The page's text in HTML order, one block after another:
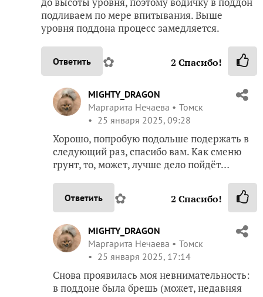
подливаем по мере впитывания. Выше
уровня поддона процесс замедляется.
Ответить ✿ 2 Спасибо!
MIGHTY_DRAGON
Маргарита Нечаева
Томск
25 января 2025, 09:28
Хорошо, попробую подольше подержать в
следующий раз, спасибо вам. Как сменю
грунт, то, может, лучше дело пойдёт…
Ответить ✿ 2 Спасибо!
MIGHTY_DRAGON
Маргарита Нечаева
Томск
25 января 2025, 17:14
Снова проявилась моя невнимательность:
в поддоне была брешь (может, недавняя